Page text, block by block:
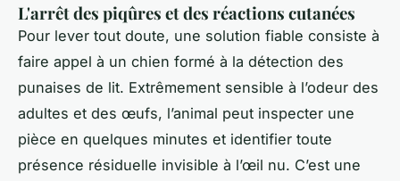
L'arrêt des piqûres et des réactions cutanées
Pour lever tout doute, une solution fiable consiste à
faire appel à un chien formé à la détection des
punaises de lit. Extrêmement sensible à l’odeur des
adultes et des œufs, l’animal peut inspecter une
pièce en quelques minutes et identifier toute
présence résiduelle invisible à l’œil nu. C’est une